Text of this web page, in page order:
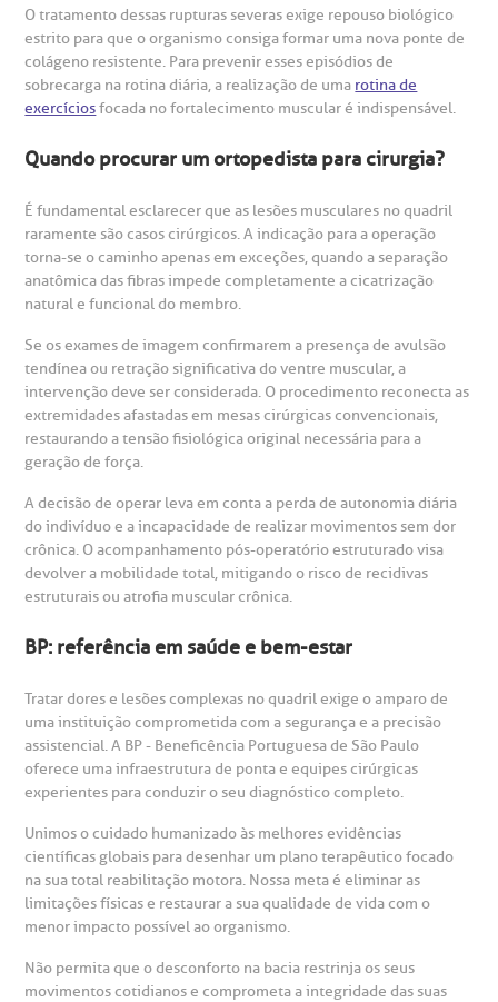
O tratamento dessas rupturas severas exige repouso biológico
estrito para que o organismo consiga formar uma nova ponte de
colágeno resistente. Para prevenir esses episódios de
sobrecarga na rotina diária, a realização de uma rotina de
exercíciosfocada no fortalecimento muscular é indispensável.
Quando procurar um ortopedista para cirurgia?
É fundamental esclarecer que as lesões musculares no quadril
raramente são casos cirúrgicos. A indicação para a operação
torna-se o caminho apenas em exceções, quando a separação
anatômica das fibras impede completamente a cicatrização
natural e funcional do membro.
Se os exames de imagem confirmarem a presença de avulsão
tendínea ou retração significativa do ventre muscular, a
intervenção deve ser considerada. O procedimento reconecta as
extremidades afastadas em mesas cirúrgicas convencionais,
restaurando a tensão fisiológica original necessária para a
geração de força.
A decisão de operar leva em conta a perda de autonomia diária
do indivíduo e a incapacidade de realizar movimentos sem dor
crônica. O acompanhamento pós-operatório estruturado visa
devolver a mobilidade total, mitigando o risco de recidivas
estruturais ou atrofia muscular crônica.
BP: referência em saúde e bem-estar
Tratar dores e lesões complexas no quadril exige o amparo de
uma instituição comprometida com a segurança e a precisão
assistencial. A BP - Beneficência Portuguesa de São Paulo
oferece uma infraestrutura de ponta e equipes cirúrgicas
experientes para conduzir o seu diagnóstico completo.
Unimos o cuidado humanizado às melhores evidências
científicas globais para desenhar um plano terapêutico focado
na sua total reabilitação motora. Nossa meta é eliminar as
limitações físicas e restaurar a sua qualidade de vida com o
menor impacto possível ao organismo.
Não permita que o desconforto na bacia restrinja os seus
movimentos cotidianos e comprometa a integridade das suas